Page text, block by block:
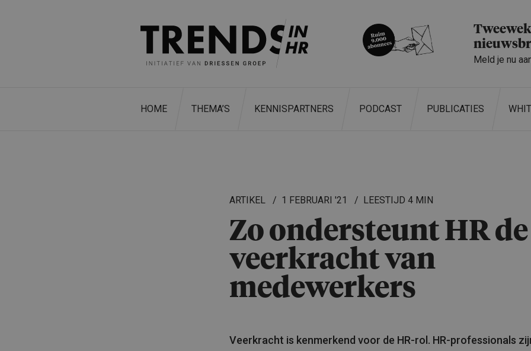
Meld je nu
HOME THEMA’S KENNISPARTNERS PODCAST PUBLICATIES
ARTIKEL 1 FEBRUARI '21 4 MIN
Zo ondersteunt HR de
veerkracht van
medewerkers
Veerkracht is kenmerkend voor de HR-rol. HR-professionals